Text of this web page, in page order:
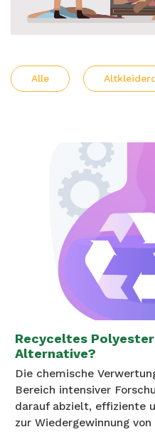
Alle
Recyceltes
Alternative?
Die chemische
Bereich intensiver
darauf abzielt, effiziente
zur Wiedergewinnung